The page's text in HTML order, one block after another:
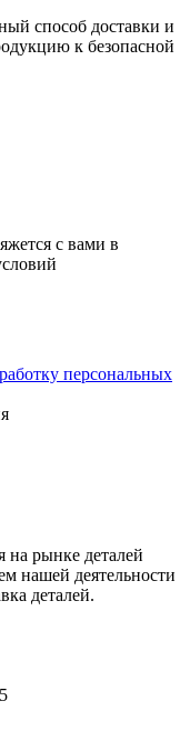
способ доставки и
к безопасной
с вами в
персональных
на рынке деталей
нашей деятельности
деталей.